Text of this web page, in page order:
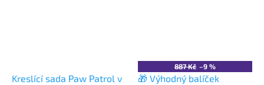
Kreslící sada Paw Patrol v
887 Kč –9 %
🎁 Výhodný balíček